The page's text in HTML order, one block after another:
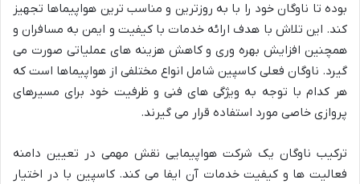
بوده تا ناوگان خود را با به روزترین و مناسب ترین هواپیماها تجهیز
کند. این تلاش با هدف ارائه خدمات با کیفیت و ایمن به مسافران و
همچنین افزایش بهره وری و کاهش هزینه های عملیاتی صورت می
گیرد. ناوگان فعلی کاسپین شامل انواع مختلفی از هواپیماها است که
هر کدام با توجه به ویژگی های فنی و ظرفیت خود برای مسیرهای
پروازی خاصی مورد استفاده قرار می گیرند.
ترکیب ناوگان یک شرکت هواپیمایی نقش مهمی در تعیین دامنه
فعالیت ها و کیفیت خدمات آن ایفا می کند. کاسپین با در اختیار